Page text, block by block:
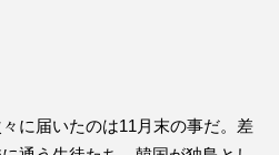
に届いたのは11月末の事だ。差